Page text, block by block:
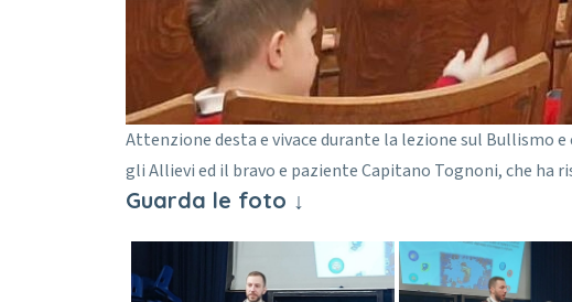
Attenzione desta e vivace durante la lezione sul Bullismo
gli Allievi ed il bravo e paziente Capitano Tognoni, che ha
Guarda le foto ↓